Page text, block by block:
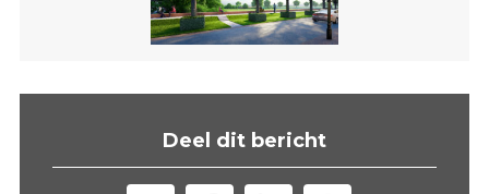
e
Deel dit bericht